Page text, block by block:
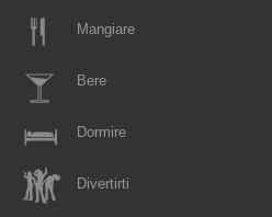
Mangiare
Bere
Dormire
Divertirti